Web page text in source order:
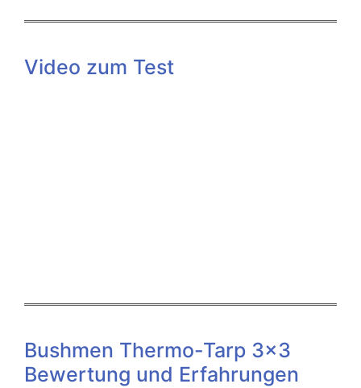
Video zum Test
Bushmen Thermo-Tarp 3×3
Bewertung und Erfahrungen